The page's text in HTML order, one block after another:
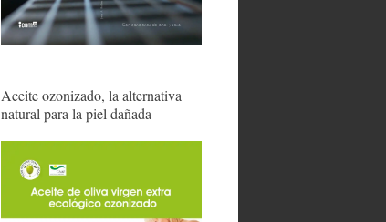
Aceite ozonizado, la alternativa
natural para la piel dañada